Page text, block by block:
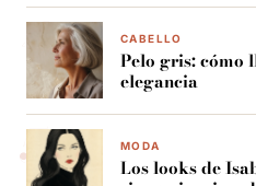
CABELLO
Pelo gris: cómo
elegancia
MODA
Los looks de